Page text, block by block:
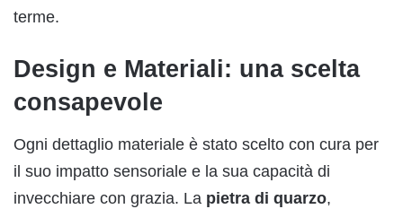
terme.
Design e Materiali: una scelta
consapevole
Ogni dettaglio materiale è stato scelto con cura per
il suo impatto sensoriale e la sua capacità di
invecchiare con grazia. La pietra di quarzo,